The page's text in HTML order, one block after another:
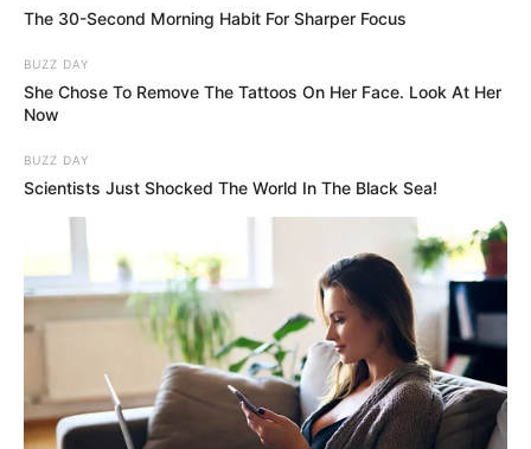
The 30-Second Morning Habit For Sharper Focus
BUZZ DAY
She Chose To Remove The Tattoos On Her Face. Look At Her
Now
BUZZ DAY
Scientists Just Shocked The World In The Black Sea!